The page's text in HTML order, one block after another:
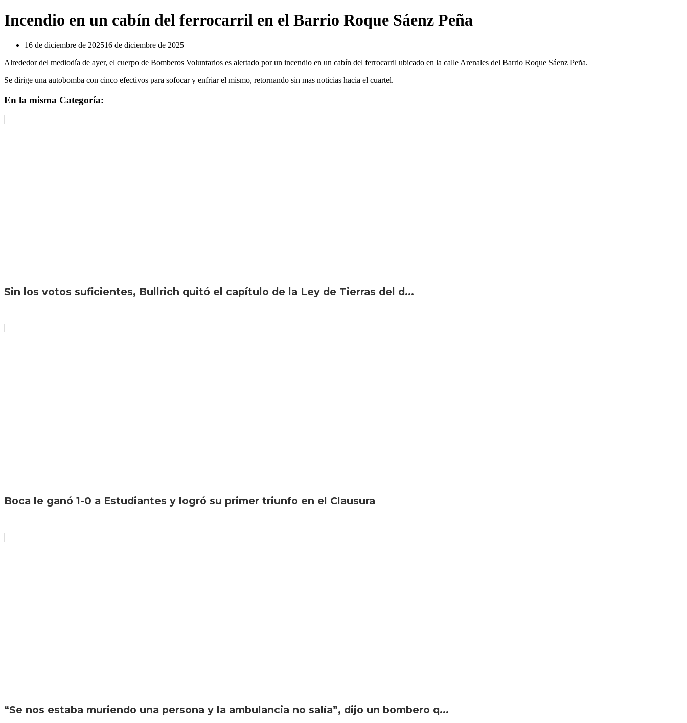
Incendio en un cabín del ferrocarril en el Barrio Roque Sáenz Peña
16 de diciembre de 202516 de diciembre de 2025
Alrededor del mediodía de ayer, el cuerpo de Bomberos Voluntarios es alertado por un incendio en un cabín del ferrocarril ubicado en la calle Arenales del Barrio Roque Sáenz Peña.
Se dirige una autobomba con cinco efectivos para sofocar y enfriar el mismo, retornando sin mas noticias hacia el cuartel.
En la misma Categoría:
Sin los votos suficientes, Bullrich quitó el capítulo de la Ley de Tierras del d...
Boca le ganó 1-0 a Estudiantes y logró su primer triunfo en el Clausura
“Se nos estaba muriendo una persona y la ambulancia no salía”, dijo un bombero q...